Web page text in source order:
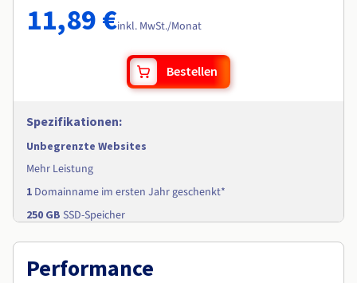
11,89 €inkl. MwSt./Monat
Bestellen
Spezifikationen:
Unbegrenzte Websites
Mehr Leistung
1 Domainname im ersten Jahr geschenkt*
250 GB SSD-Speicher
Performance